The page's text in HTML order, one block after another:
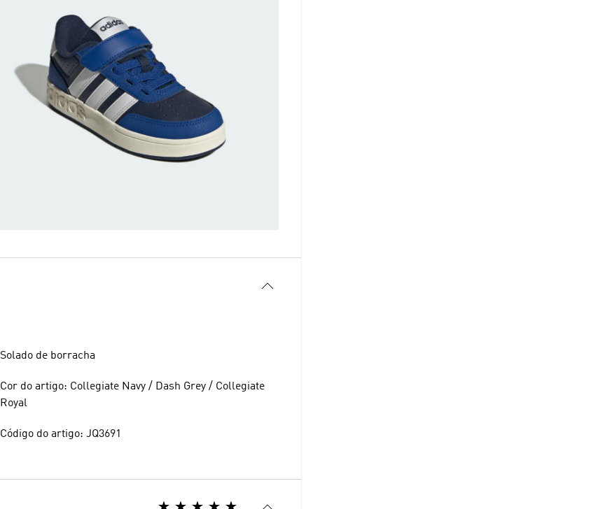
Solado de borracha
Cor do artigo: Collegiate Navy / Dash Grey / Collegiate
Royal
Código do artigo: JQ3691